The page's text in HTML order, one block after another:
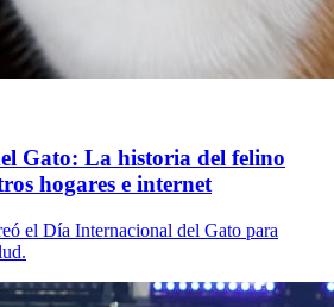
Gato: La historia del felino
hogares e internet
el Día Internacional del Gato para